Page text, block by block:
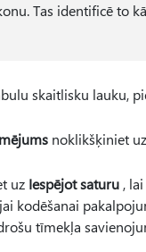
Tas identificē to
skaitlisku lauku,
noklikšķiniet uz
uz Iespējot saturu ,
kodēšanai
tīmekļa